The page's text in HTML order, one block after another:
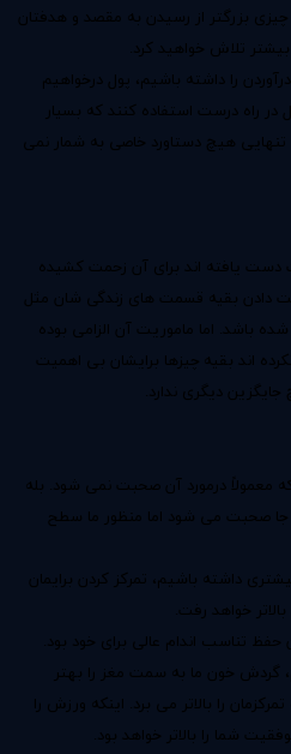
بزرگتر از رسیدن به مقصد و هدفتان
تلاش خواهید کرد.
را داشته باشیم، پول درخواهیم
راه درست استفاده کنند که بسیار
تنهایی هیچ دستاورد خاصی به شمار نمی
دست یافته اند برای آن زحمت کشیده
دادن بقیه قسمت های زندگی شان مثل
باشد. اما ماموریت آن الزامی بوده
اند بقیه چیزها برایشان بی اهمیت
دیگری ندارد.
معمولاً درمورد آن صحبت نمی شود. بله
صحبت می شود اما منظور ما سطح
داشته باشیم، تمرکز کردن برایمان
خواهد رفت.
حفظ تناسب اندام عالی برای خود بود.
گردش خون ما به سمت مغز را بهتر
را بالاتر می برد. اینکه ورزش را
شما را بالاتر خواهد بود.